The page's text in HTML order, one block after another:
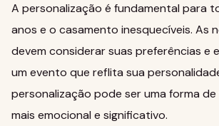
A personalização é fundamental para
anos e o casamento inesquecíveis. As
devem considerar suas preferências e
um evento que reflita sua
personalização pode ser uma forma
mais emocional e significativo.